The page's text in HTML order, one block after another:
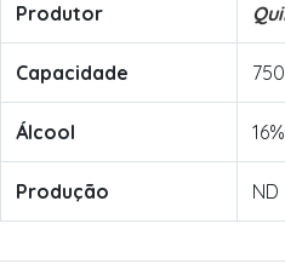
Produtor
Capacidade
Álcool
Produção ND